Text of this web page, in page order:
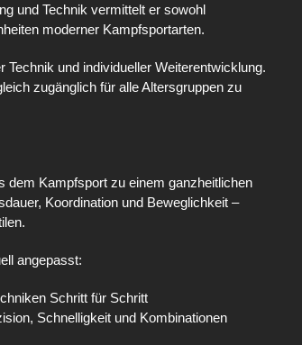
und Technik vermittelt er sowohl
moderner Kampfsportarten.
und individueller Weiterentwicklung.
zugänglich für alle Altersgruppen zu
dem Kampfsport zu einem ganzheitlichen
Koordination und Beweglichkeit –
angepasst:
Schritt für Schritt
Schnelligkeit und Kombinationen